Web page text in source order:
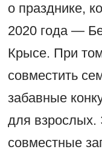
о празднике,
2020 года —
Крысе. При
совместить
забавные
для взрослых.
совместные